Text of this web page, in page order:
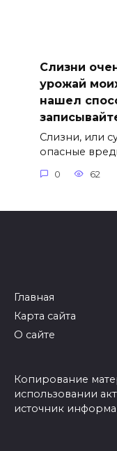
Слизни
урожай
нашел
Слизни, или
опасные
0 62
Главная
Карта сайта
О сайте
Копирование
использовании
источник